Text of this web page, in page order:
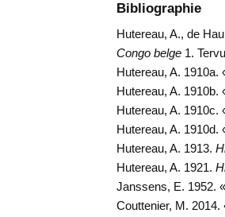
Bibliographie
Hutereau, A., de
Congo belge 1.
Hutereau, A. 1910a.
Hutereau, A. 1910b.
Hutereau, A. 1910c.
Hutereau, A. 1910d.
Hutereau, A. 1913.
Hutereau, A. 1921.
Janssens, E. 1952.
Couttenier, M. 2014.